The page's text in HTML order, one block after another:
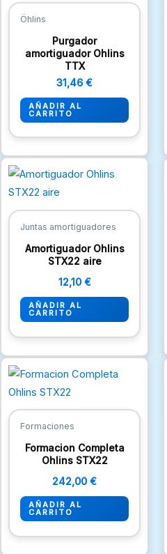
Öhlins
Purgador
amortiguador Ohlins
TTX
31,46 €
AÑADIR AL
CARRITO
Juntas amortiguadores
Amortiguador Ohlins
STX22 aire
12,10 €
AÑADIR AL
CARRITO
Formaciones
Formacion Completa
Ohlins STX22
242,00 €
AÑADIR AL
CARRITO